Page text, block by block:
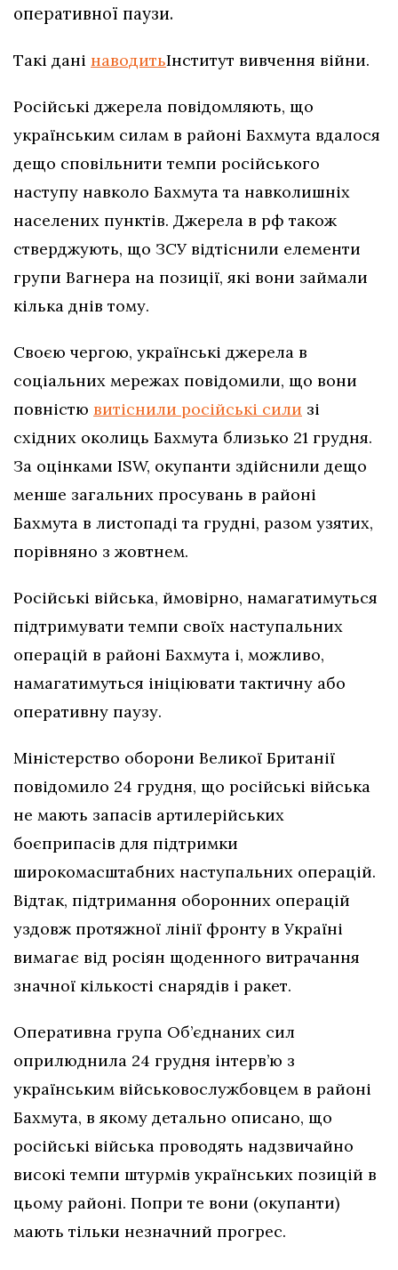
оперативної паузи.
Такі дані наводитьІнститут вивчення війни.
Російські джерела повідомляють, що
українським силам в районі Бахмута вдалося
дещо сповільнити темпи російського
наступу навколо Бахмута та навколишніх
населених пунктів. Джерела в рф також
стверджують, що ЗСУ відтіснили елементи
групи Вагнера на позиції, які вони займали
кілька днів тому.
Своєю чергою, українські джерела в
соціальних мережах повідомили, що вони
повністю витіснили російські сили зі
східних околиць Бахмута близько 21 грудня.
За оцінками ISW, окупанти здійснили дещо
менше загальних просувань в районі
Бахмута в листопаді та грудні, разом узятих,
порівняно з жовтнем.
Російські війська, ймовірно, намагатимуться
підтримувати темпи своїх наступальних
операцій в районі Бахмута і, можливо,
намагатимуться ініціювати тактичну або
оперативну паузу.
Міністерство оборони Великої Британії
повідомило 24 грудня, що російські війська
не мають запасів артилерійських
боєприпасів для підтримки
широкомасштабних наступальних операцій.
Відтак, підтримання оборонних операцій
уздовж протяжної лінії фронту в Україні
вимагає від росіян щоденного витрачання
значної кількості снарядів і ракет.
Оперативна група Об’єднаних сил
оприлюднила 24 грудня інтерв’ю з
українським військовослужбовцем в районі
Бахмута, в якому детально описано, що
російські війська проводять надзвичайно
високі темпи штурмів українських позицій в
цьому районі. Попри те вони (окупанти)
мають тільки незначний прогрес.